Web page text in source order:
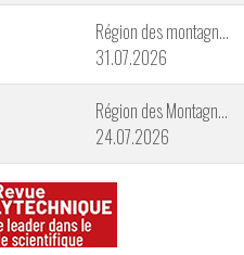
Région des montagnes neuchâteloises
31.07.2026
Région des Montagnes Neuchâteloises
24.07.2026